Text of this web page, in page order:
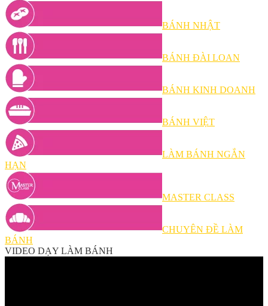
BÁNH NHẬT
BÁNH ĐÀI LOAN
BÁNH KINH DOANH
BÁNH VIỆT
LÀM BÁNH NGẮN
HẠN
MASTER CLASS
CHUYÊN ĐỀ LÀM
BÁNH
VIDEO DẠY LÀM BÁNH